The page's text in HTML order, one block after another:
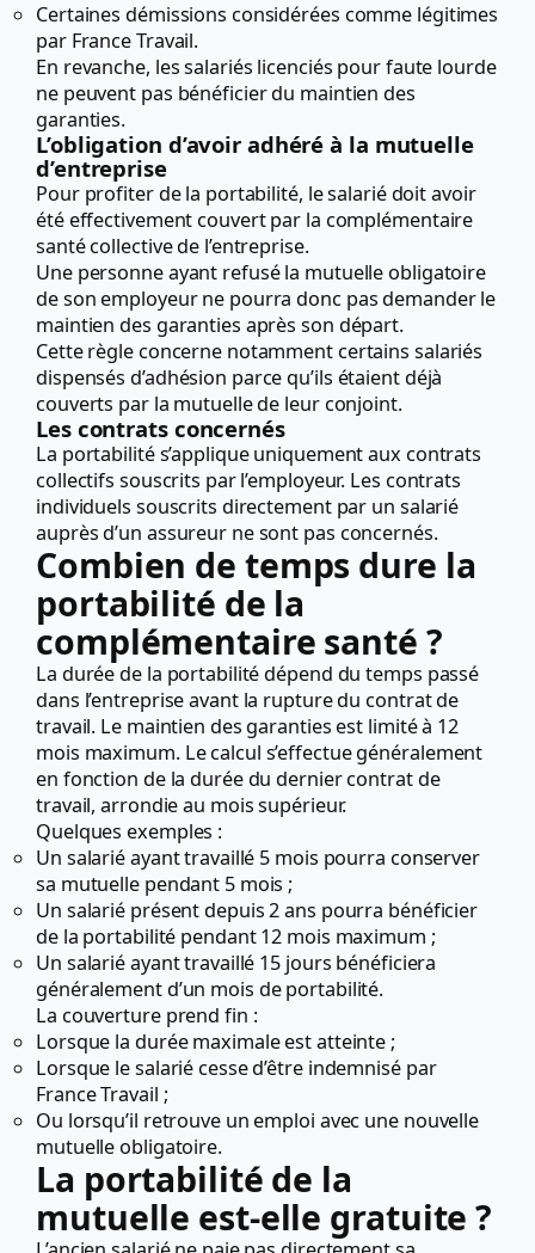
Certaines démissions considérées comme légitimes
par France Travail.
En revanche, les salariés licenciés pour faute lourde
ne peuvent pas bénéficier du maintien des
garanties.
L’obligation d’avoir adhéré à la mutuelle
d’entreprise
Pour profiter de la portabilité, le salarié doit avoir
été effectivement couvert par la complémentaire
santé collective de l’entreprise.
Une personne ayant refusé la mutuelle obligatoire
de son employeur ne pourra donc pas demander le
maintien des garanties après son départ.
Cette règle concerne notamment certains salariés
dispensés d’adhésion parce qu’ils étaient déjà
couverts par la mutuelle de leur conjoint.
Les contrats concernés
La portabilité s’applique uniquement aux contrats
collectifs souscrits par l’employeur. Les contrats
individuels souscrits directement par un salarié
auprès d’un assureur ne sont pas concernés.
Combien de temps dure la
portabilité de la
complémentaire santé ?
La durée de la portabilité dépend du temps passé
dans l’entreprise avant la rupture du contrat de
travail. Le maintien des garanties est limité à 12
mois maximum. Le calcul s’effectue généralement
en fonction de la durée du dernier contrat de
travail, arrondie au mois supérieur.
Quelques exemples :
Un salarié ayant travaillé 5 mois pourra conserver
sa mutuelle pendant 5 mois ;
Un salarié présent depuis 2 ans pourra bénéficier
de la portabilité pendant 12 mois maximum ;
Un salarié ayant travaillé 15 jours bénéficiera
généralement d’un mois de portabilité.
La couverture prend fin :
Lorsque la durée maximale est atteinte ;
Lorsque le salarié cesse d’être indemnisé par
France Travail ;
Ou lorsqu’il retrouve un emploi avec une nouvelle
mutuelle obligatoire.
La portabilité de la
mutuelle est-elle gratuite ?